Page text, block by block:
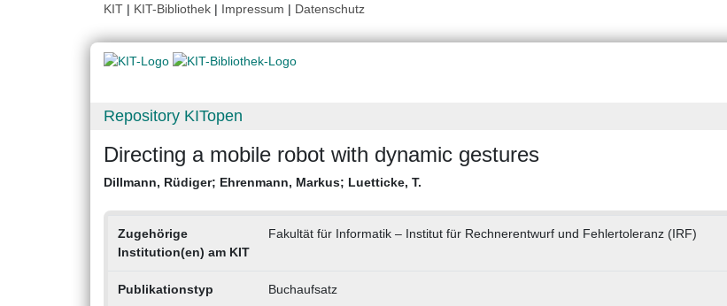
KIT | KIT-Bibliothek | Impressum | Datenschutz
Repository KITopen
Directing a mobile robot with dynamic gestures
Dillmann, Rüdiger; Ehrenmann, Markus; Luetticke, T.
Zugehörige
Institution(en) am KIT
Fakultät für Informatik – Institut für Rechnerentwurf und Fehlertoleranz (IRF)
Publikationstyp Buchaufsatz